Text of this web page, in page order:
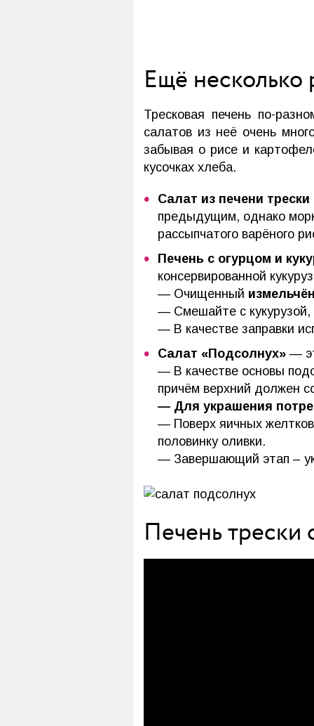
Ещё несколько
Тресковая печень по-
салатов из неё очень
забывая о рисе и
кусочках хлеба.
Салат из печени
предыдущим, однако
рассыпчатого варёного
Печень с огурцом и
консервированной
— Очищенный
— Смешайте с
— В качестве заправки
Салат «Подсолнух» —
— В качестве основы
причём верхний должен
— Для украшения
— Поверх яичных
половинку оливки.
— Завершающий этап –
Печень трески